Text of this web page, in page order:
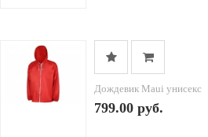
Дождевик Maui унисекс
799.00 руб.